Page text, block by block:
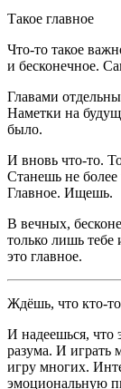
Такое главное
Что-то такое
и бесконечное.
Главами
Наметки на
было.
И вновь что-то.
Станешь не
Главное. Ищешь.
В вечных,
только лишь тебе
это главное.
Ждёшь, что кто-то
И надеешься, что
разума. И играть
игру многих.
эмоциональную